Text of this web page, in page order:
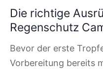
Die richtige
Regenschutz
Bevor der erste
Vorbereitung bereits